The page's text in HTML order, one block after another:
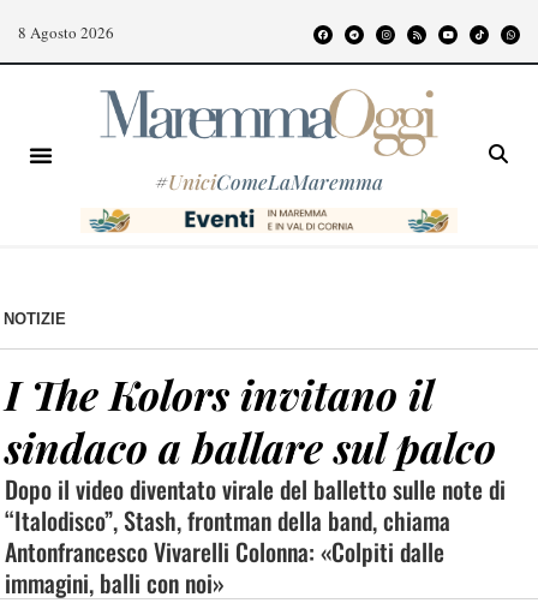
8 Agosto 2026
#UniciComeLaMaremma
NOTIZIE
I The Kolors invitano il
sindaco a ballare sul palco
Dopo il video diventato virale del balletto sulle note di
“Italodisco”, Stash, frontman della band, chiama
Antonfrancesco Vivarelli Colonna: «Colpiti dalle
immagini, balli con noi»